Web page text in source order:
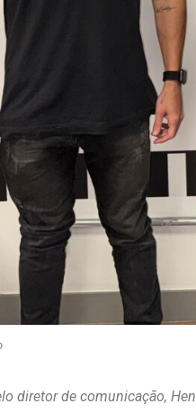
diretor de comunicação,